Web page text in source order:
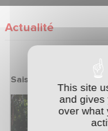
Actualité
Choix de la
Saison 2023/2024
This site
and gives
over what